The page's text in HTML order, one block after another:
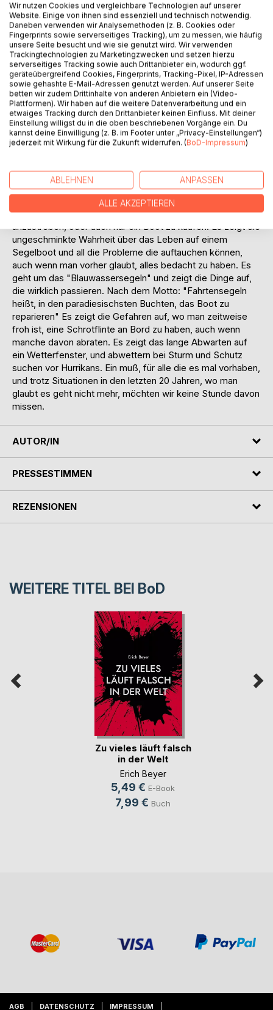
BESCHREIBUNG
Mit meiner zu dieser Zeit Verlobten Gabriele, haben wir die
erste Key of life in Jugoslawien für den Segelclub-Ankh
geführt und 350 Clubmitglieder die Gelegenheit gegeben,
einmal auch mit ihrer Frau und Familie in das Leben auf
einem Segelboot, rein zu schnuppern, und wenn sie wollen,
auch Segeln und Navigation zu lernen. Es zeigt aber auch
auf, welche zwischenmenschliche Probleme auftreten
können, wenn jemand der es nicht gewöhnt ist, auf einmal
zusammen zu sein. Als Skipper manchmal nicht leicht, man
steht mit dem Ersten auf und geht mit dem Letzten
schlafen. Ein 24 Stunden Job ohne Pause oder Urlaub.
Für diejenigen, die vor haben einmal das Fahrtensegeln
anzustreben, oder auch nur ein Boot zu kaufen. Es zeigt die
ungeschminkte Wahrheit über das Leben auf einem
Segelboot und all die Probleme die auftauchen können,
auch wenn man vorher glaubt, alles bedacht zu haben. Es
geht um das "Blauwassersegeln" und zeigt die Dinge auf,
die wirklich passieren. Nach dem Motto: "Fahrtensegeln
heißt, in den paradiesischsten Buchten, das Boot zu
reparieren" Es zeigt die Gefahren auf, wo man zeitweise
froh ist, eine Schrotflinte an Bord zu haben, auch wenn
manche davon abraten. Es zeigt das lange Abwarten auf
ein Wetterfenster, und abwettern bei Sturm und Schutz
suchen vor Hurrikans. Ein muß, für alle die es mal vorhaben,
und trotz Situationen in den letzten 20 Jahren, wo man
glaubt es geht nicht mehr, möchten wir keine Stunde davon
missen.
AUTOR/IN
PRESSESTIMMEN
REZENSIONEN
WEITERE TITEL BEI BoD
Zu vieles läuft falsch
in der Welt
Erich Beyer
5,49 € E-Book
7,99 € Buch
AGB DATENSCHUTZ IMPRESSUM
Wir nutzen Cookies und vergleichbare Technologien auf unserer
Website. Einige von ihnen sind essenziell und technisch notwendig.
Daneben verwenden wir Analysemethoden (z. B. Cookies oder
Fingerprints sowie serverseitiges Tracking), um zu messen, wie häufig
unsere Seite besucht und wie sie genutzt wird. Wir verwenden
Trackingtechnologien zu Marketingzwecken und setzen hierzu
serverseitiges Tracking sowie auch Drittanbieter ein, wodurch ggf.
geräteübergreifend Cookies, Fingerprints, Tracking-Pixel, IP-Adressen
sowie gehashte E-Mail-Adressen genutzt werden. Auf unserer Seite
betten wir zudem Drittinhalte von anderen Anbietern ein (Video-
Plattformen). Wir haben auf die weitere Datenverarbeitung und ein
etwaiges Tracking durch den Drittanbieter keinen Einfluss. Mit deiner
Einstellung willigst du in die oben beschriebenen Vorgänge ein. Du
kannst deine Einwilligung (z. B. im Footer unter „Privacy-Einstellungen“)
jederzeit mit Wirkung für die Zukunft widerrufen. (BoD-Impressum)
ABLEHNEN ANPASSEN
ALLE AKZEPTIEREN